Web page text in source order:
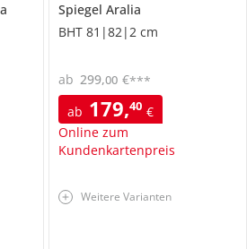
Spiegel Aralia
BHT 81|82|2 cm
ab 179,40 €
Online zum
Kundenkartenpreis
ab 299,00 €***
Weitere Varianten